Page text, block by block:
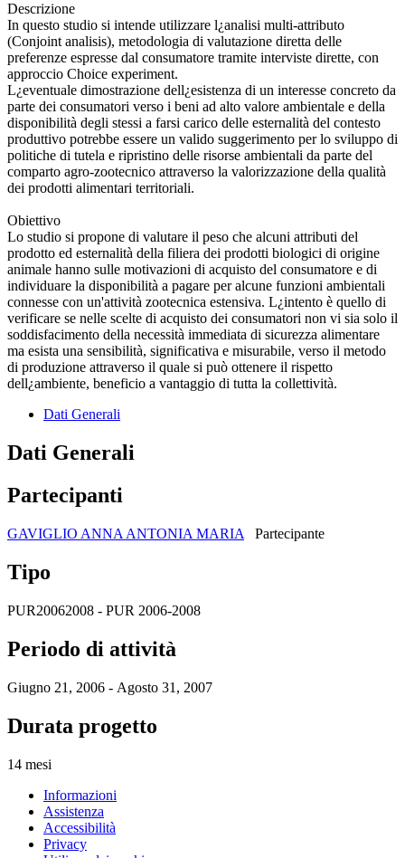
Descrizione
In questo studio si intende utilizzare l¿analisi multi-attributo
(Conjoint analisis), metodologia di valutazione diretta delle
preferenze espresse dal consumatore tramite interviste dirette, con
approccio Choice experiment.
L¿eventuale dimostrazione dell¿esistenza di un interesse concreto da
parte dei consumatori verso i beni ad alto valore ambientale e della
disponibilità degli stessi a farsi carico delle esternalità del contesto
produttivo potrebbe essere un valido suggerimento per lo sviluppo di
politiche di tutela e ripristino delle risorse ambientali da parte del
comparto agro-zootecnico attraverso la valorizzazione della qualità
dei prodotti alimentari territoriali.
Obiettivo
Lo studio si propone di valutare il peso che alcuni attributi del
prodotto ed esternalità della filiera dei prodotti biologici di origine
animale hanno sulle motivazioni di acquisto del consumatore e di
individuare la disponibilità a pagare per alcune funzioni ambientali
connesse con un'attività zootecnica estensiva. L¿intento è quello di
verificare se nelle scelte di acquisto dei consumatori non vi sia solo il
soddisfacimento della necessità immediata di sicurezza alimentare
ma esista una sensibilità, significativa e misurabile, verso il metodo
di produzione attraverso il quale si può ottenere il rispetto
dell¿ambiente, beneficio a vantaggio di tutta la collettività.
Dati Generali
Dati Generali
Partecipanti
GAVIGLIO ANNA ANTONIA MARIA Partecipante
Tipo
PUR20062008 - PUR 2006-2008
Periodo di attività
Giugno 21, 2006 - Agosto 31, 2007
Durata progetto
14 mesi
Informazioni
Assistenza
Accessibilità
Privacy